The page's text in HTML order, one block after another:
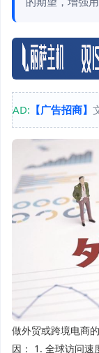
AD: 【广告招商】
做外贸或跨境电商
因： 1. 全球访问速